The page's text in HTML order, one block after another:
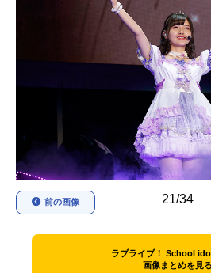
春アニメ
秋アニメ
男性声優/女性声優一覧
FOLLOW US
21/34
前の画像
ラブライブ！ School
画像まとめを見る